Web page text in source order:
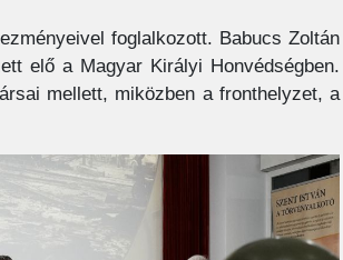
foglalkozott. Babucs Zoltán
elő a Magyar Királyi Honvédségben.
mellett, miközben a fronthelyzet, a